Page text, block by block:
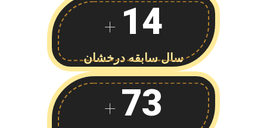
+ 14
سال سابقه درخشان
+ 73